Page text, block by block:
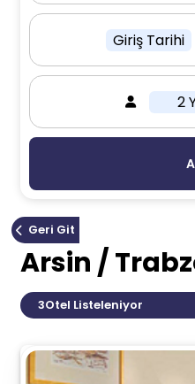
Giriş Tarihi
2
Geri Git
Arsin /
3Otel Listeleniyor